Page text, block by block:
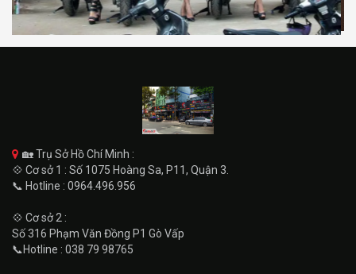
🏡 Trụ Sở Hồ Chí Minh :
💠 Cơ sở 1 : Số 1075 Hoàng Sa, P11, Quận 3.
📞 Hotline : 0964.496.956
💠 Cơ sở 2 :
Số 316 Phạm Văn Đồng P1 Gò Vấp
📞Hotline : 038 79 98765